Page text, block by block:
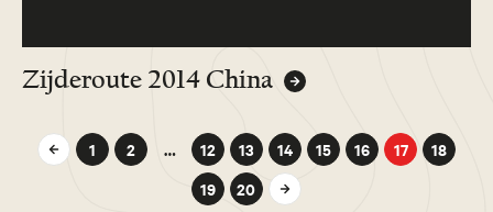
Zijderoute 2014 China
1 2 … 12 13 14 15 16 17
18
19
20